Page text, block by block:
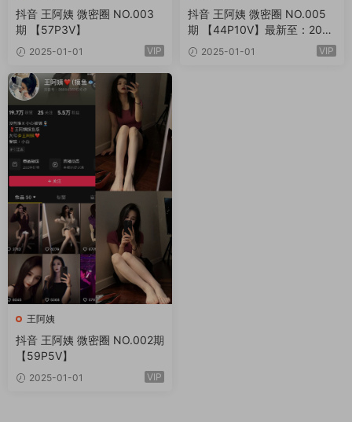
抖音 王阿姨 微密圈 NO.003
期 【57P3V】
2025-01-01 VIP
抖音 王阿姨 微密圈 NO.005
期 【44P10V】最新至：202
4.1.42025-01-01 VIP
王阿姨
抖音 王阿姨 微密圈 NO.002期
【59P5V】
2025-01-01 VIP